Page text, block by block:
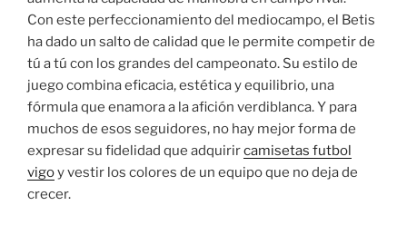
Con este perfeccionamiento del mediocampo, el Betis
ha dado un salto de calidad que le permite competir de
tú a tú con los grandes del campeonato. Su estilo de
juego combina eficacia, estética y equilibrio, una
fórmula que enamora a la afición verdiblanca. Y para
muchos de esos seguidores, no hay mejor forma de
expresar su fidelidad que adquirircamisetas futbol
vigoy vestir los colores de un equipo que no deja de
crecer.